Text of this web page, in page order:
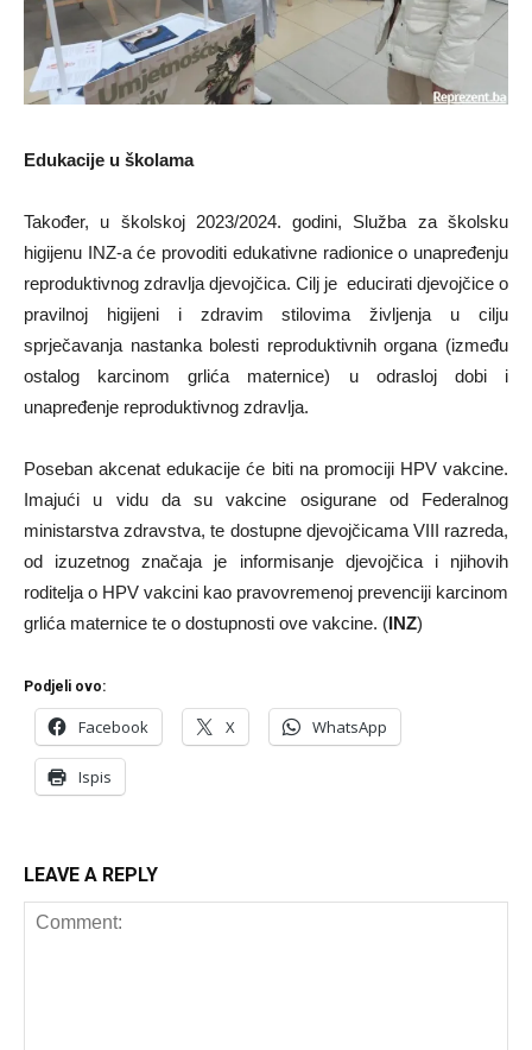
Edukacije u školama
Također, u školskoj 2023/2024. godini, Služba za školsku
higijenu INZ-a će provoditi edukativne radionice o unapređenju
reproduktivnog zdravlja djevojčica. Cilj je educirati djevojčice o
pravilnoj higijeni i zdravim stilovima življenja u cilju
sprječavanja nastanka bolesti reproduktivnih organa (između
ostalog karcinom grlića maternice) u odrasloj dobi i
unapređenje reproduktivnog zdravlja.
Poseban akcenat edukacije će biti na promociji HPV vakcine.
Imajući u vidu da su vakcine osigurane od Federalnog
ministarstva zdravstva, te dostupne djevojčicama VIII razreda,
od izuzetnog značaja je informisanje djevojčica i njihovih
roditelja o HPV vakcini kao pravovremenoj prevenciji karcinom
grlića maternice te o dostupnosti ove vakcine. (INZ)
Podjeli ovo:
Facebook X WhatsApp
Ispis
LEAVE A REPLY